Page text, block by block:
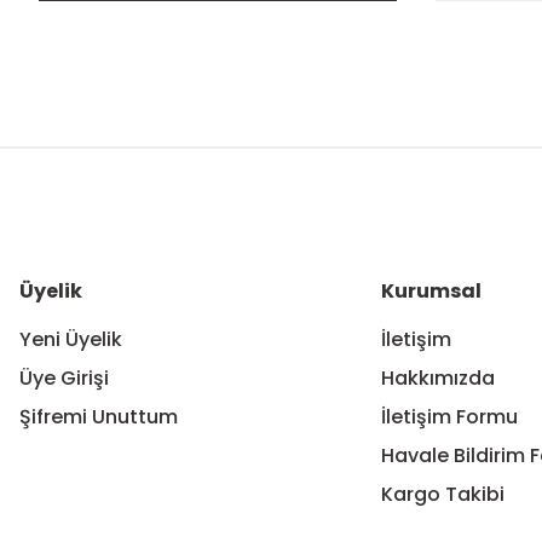
Ürün bilgilerinde hatalar bulunuyor.
Üyelik
Yeni Üyelik
Üye Girişi
Şifremi Unuttum
Kurumsal
İletişim
Hakkımızda
İletişim Formu
Havale Bildirim
Kargo Takibi